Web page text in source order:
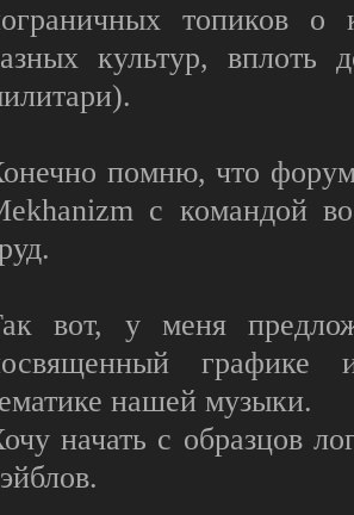
топиков о
культур,
помню, что
с командой
вот, у меня
графике
нашей музыки.
начать с образцов